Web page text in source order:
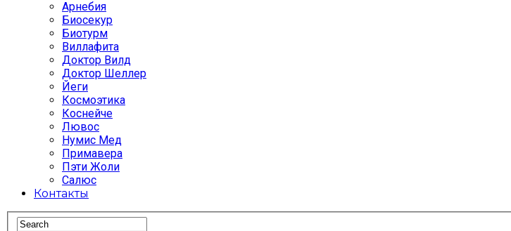
Арнебия
Биосекур
Биотурм
Виллафита
Доктор Вилд
Доктор Шеллер
Йеги
Космоэтика
Коснейче
Лювос
Нумис Мед
Примавера
Пэти Жоли
Салюс
Контакты